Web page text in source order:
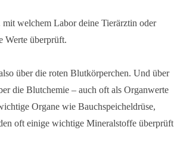
welchem Labor deine Tierärztin oder
Werte überprüft.
über die roten Blutkörperchen. Und über
die Blutchemie – auch oft als Organwerte
Organe wie Bauchspeicheldrüse,
oft einige wichtige Mineralstoffe überprüft